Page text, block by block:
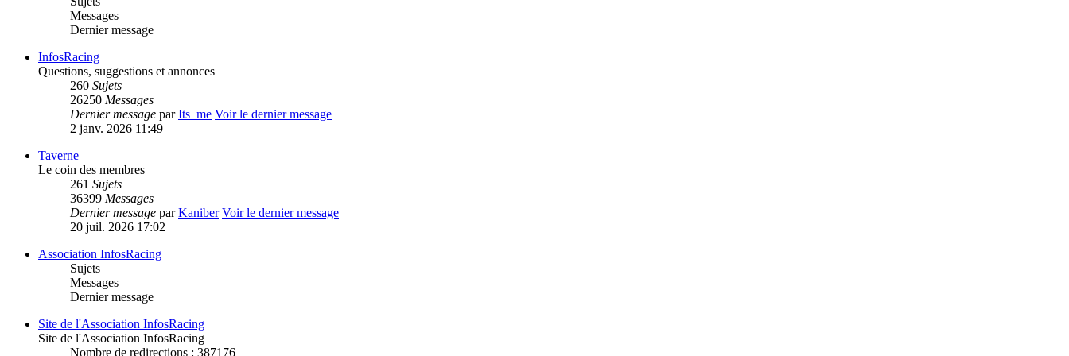
Messages
Dernier message
InfosRacing
Questions, suggestions et annonces
260 Sujets
26250 Messages
Dernier message parIts_me Voir le dernier message
2 janv. 2026 11:49
Taverne
Le coin des membres
261 Sujets
36399 Messages
Dernier message parKaniber Voir le dernier message
20 juil. 2026 17:02
Association InfosRacing
Sujets
Messages
Dernier message
Site de l'Association InfosRacing
Site de l'Association InfosRacing
Nombre de redirections : 387176